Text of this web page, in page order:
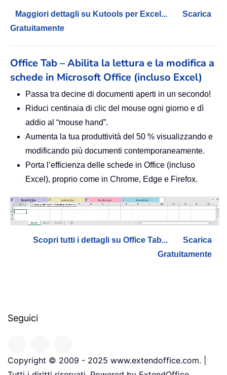
Maggiori dettagli su Kutools per Excel...
Scarica
Gratuitamente
Office Tab – Abilita la lettura e la modifica a
schede in Microsoft Office (incluso Excel)
Passa tra decine di documenti aperti in un secondo!
Riduci centinaia di clic del mouse ogni giorno e dì
addio al “mouse hand”.
Aumenta la tua produttività del 50 % visualizzando e
modificando più documenti contemporaneamente.
Porta l’efficienza delle schede in Office (incluso
Excel), proprio come in Chrome, Edge e Firefox.
Scopri tutti i dettagli su Office Tab...
Scarica
Gratuitamente
Seguici
Copyright © 2009 - 2025 www.extendoffice.com. |